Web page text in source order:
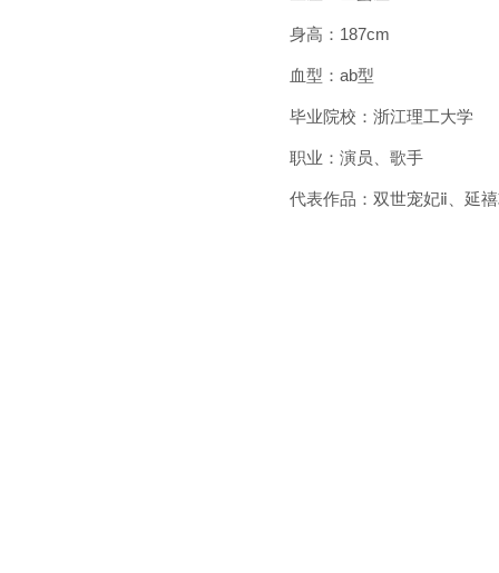
身高：187cm
血型：ab型
毕业院校：浙江理工大学
职业：演员、歌手
代表作品：双世宠妃ⅱ、延